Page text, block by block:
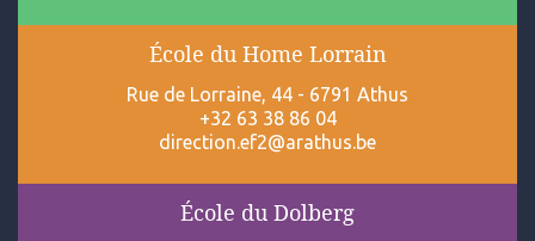
École du Home Lorrain
Rue de Lorraine, 44 - 6791 Athus
+32 63 38 86 04
direction.ef2@arathus.be
École du Dolberg